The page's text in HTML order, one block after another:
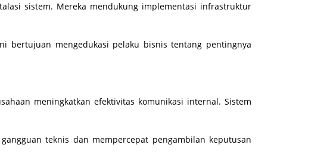
sistem. Mereka mendukung implementasi infrastruktur
bertujuan mengedukasi pelaku bisnis tentang pentingnya
meningkatkan efektivitas komunikasi internal. Sistem
teknis dan mempercepat pengambilan keputusan